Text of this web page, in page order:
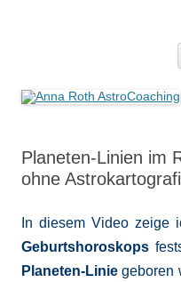
Planeten-Linien im
ohne
In diesem Video zeige
Geburtshoroskops
Planeten-Linie geboren